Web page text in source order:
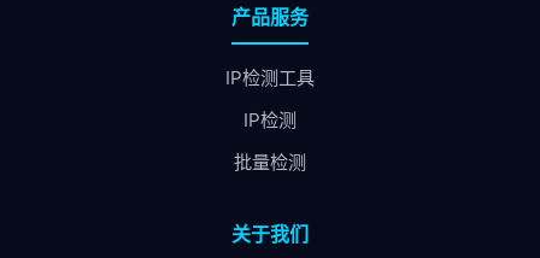
产品服务
IP检测工具
IP检测
批量检测
关于我们